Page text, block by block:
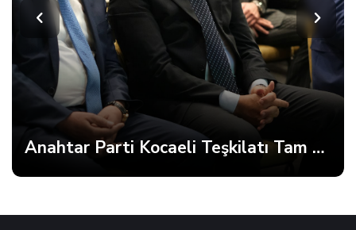
Anahtar Parti Kocaeli Teşkilatı Tam Kadro Toplandı